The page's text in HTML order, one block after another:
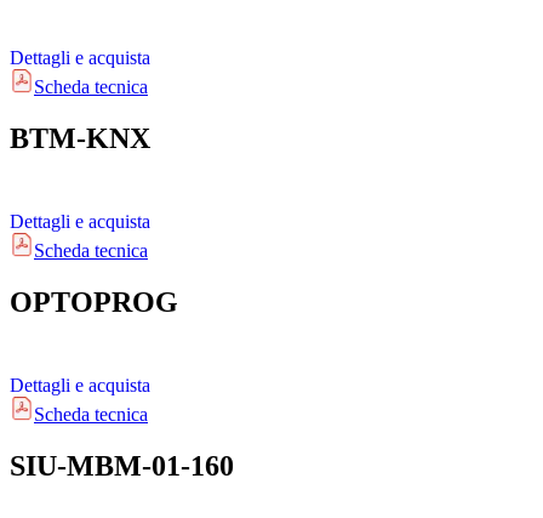
Dettagli e acquista
Scheda tecnica
BTM-KNX
Dettagli e acquista
Scheda tecnica
OPTOPROG
Dettagli e acquista
Scheda tecnica
SIU-MBM-01-160